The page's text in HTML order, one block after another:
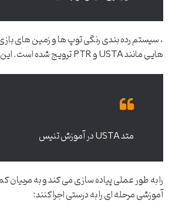
، سیستم رده بندی رنگی توپ ها و زمین های
هایی مانند USTA و PTR ترویج شده است. این سیستم،
متد USTA در آموزش تنیس
را به طور عملی پیاده سازی می کند و به مربیان
آموزشی مرحله ای را به درستی اجرا کنند: